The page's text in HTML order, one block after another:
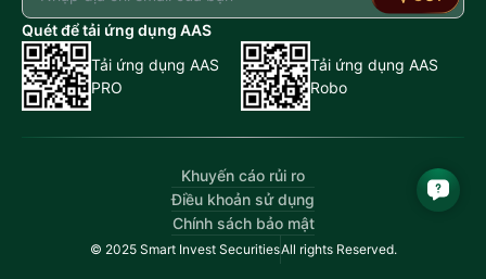
Quét để tải ứng dụng AAS
Tải ứng dụng AAS
PRO
Tải ứng dụng AAS
Robo
Khuyến cáo rủi ro
Điều khoản sử dụng
Chính sách bảo mật
© 2025 Smart Invest SecuritiesAll rights Reserved.